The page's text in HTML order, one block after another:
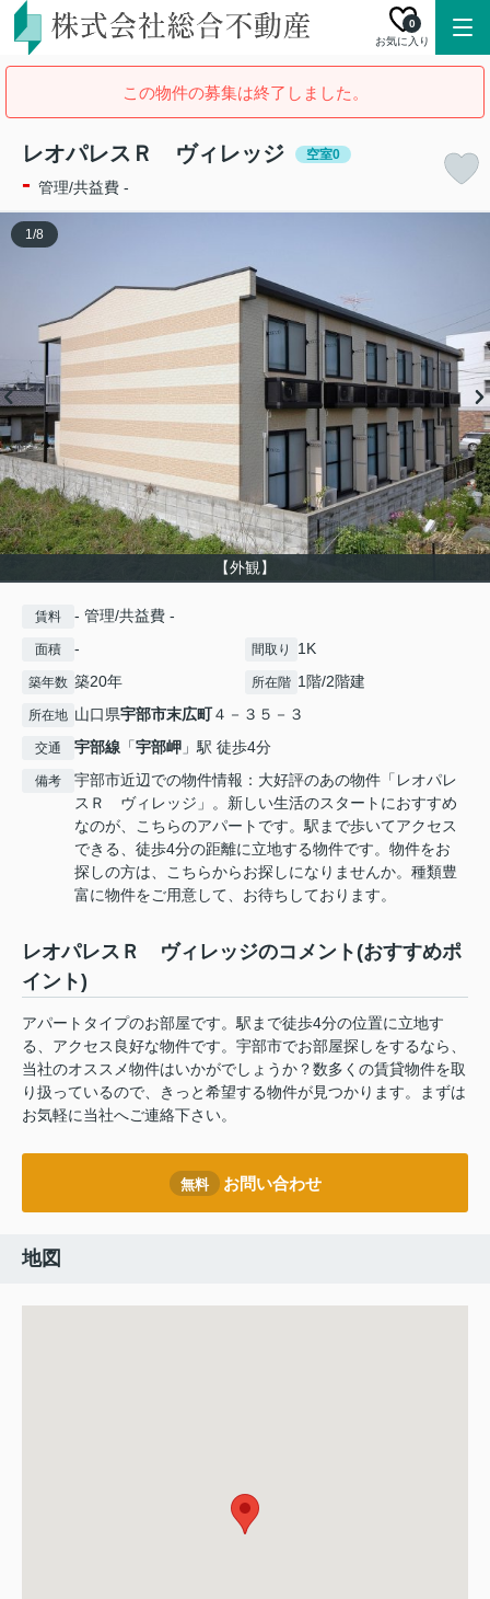
お気に入り
0
この物件の募集は終了しました。
レオパレスＲ ヴィレッジ 空室0
- 管理/共益費 -
【外観】
1/8
賃料 - 管理/共益費 -
面積 - 間取り 1K
築年数 築20年 所在階 1階/2階建
所在地 山口県宇部市末広町４－３５－３
交通 宇部線 「宇部岬 」駅 徒歩4分
備考
宇部市近辺での物件情報：大好評のあの物件「レオパレ
スＲ ヴィレッジ」。新しい生活のスタートにおすすめ
なのが、こちらのアパートです。駅まで歩いてアクセス
できる、徒歩4分の距離に立地する物件です。物件をお
探しの方は、こちらからお探しになりませんか。種類豊
富に物件をご用意して、お待ちしております。
レオパレスＲ ヴィレッジのコメント(おすすめポ
イント)
アパートタイプのお部屋です。駅まで徒歩4分の位置に立地す
る、アクセス良好な物件です。宇部市でお部屋探しをするなら、
当社のオススメ物件はいかがでしょうか？数多くの賃貸物件を取
り扱っているので、きっと希望する物件が見つかります。まずは
お気軽に当社へご連絡下さい。
無料 お問い合わせ
地図